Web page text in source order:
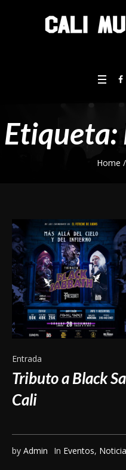
Etiqueta:
Home /
Entrada
Tributo a Black
Cali
by Admin In Eventos,